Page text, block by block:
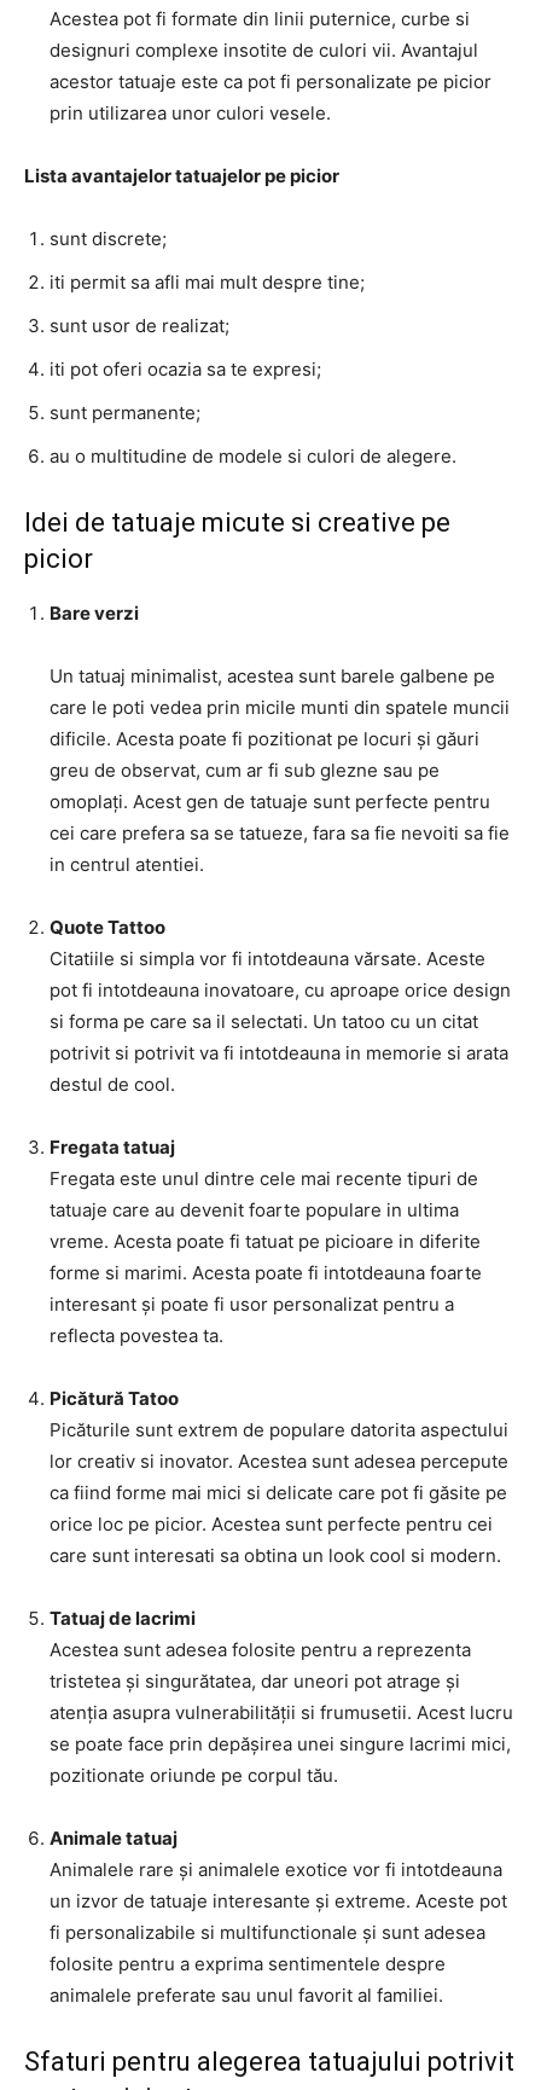
Acestea pot fi formate din linii puternice, curbe si
designuri complexe insotite de culori vii. Avantajul
acestor tatuaje este ca pot fi personalizate pe picior
prin utilizarea unor culori vesele.
Lista avantajelor tatuajelor pe picior
sunt discrete;
iti permit sa afli mai mult despre tine;
sunt usor de realizat;
iti pot oferi ocazia sa te expresi;
sunt permanente;
au o multitudine de modele si culori de alegere.
Idei de tatuaje micute si creative pe
picior
Bare verzi
Un tatuaj minimalist, acestea sunt barele galbene pe
care le poti vedea prin micile munti din spatele muncii
dificile. Acesta poate fi pozitionat pe locuri și găuri
greu de observat, cum ar fi sub glezne sau pe
omoplați. Acest gen de tatuaje sunt perfecte pentru
cei care prefera sa se tatueze, fara sa fie nevoiti sa fie
in centrul atentiei.
Quote Tattoo
Citatiile si simpla vor fi intotdeauna vărsate. Aceste
pot fi intotdeauna inovatoare, cu aproape orice design
si forma pe care sa il selectati. Un tatoo cu un citat
potrivit si potrivit va fi intotdeauna in memorie si arata
destul de cool.
Fregata tatuaj
Fregata este unul dintre cele mai recente tipuri de
tatuaje care au devenit foarte populare in ultima
vreme. Acesta poate fi tatuat pe picioare in diferite
forme si marimi. Acesta poate fi intotdeauna foarte
interesant și poate fi usor personalizat pentru a
reflecta povestea ta.
Picătură Tatoo
Picăturile sunt extrem de populare datorita aspectului
lor creativ si inovator. Acestea sunt adesea percepute
ca fiind forme mai mici si delicate care pot fi găsite pe
orice loc pe picior. Acestea sunt perfecte pentru cei
care sunt interesati sa obtina un look cool si modern.
Tatuaj de lacrimi
Acestea sunt adesea folosite pentru a reprezenta
tristetea și singurătatea, dar uneori pot atrage și
atenția asupra vulnerabilității si frumusetii. Acest lucru
se poate face prin depășirea unei singure lacrimi mici,
pozitionate oriunde pe corpul tău.
Animale tatuaj
Animalele rare și animalele exotice vor fi intotdeauna
un izvor de tatuaje interesante și extreme. Aceste pot
fi personalizabile si multifunctionale și sunt adesea
folosite pentru a exprima sentimentele despre
animalele preferate sau unul favorit al familiei.
Sfaturi pentru alegerea tatuajului potrivit